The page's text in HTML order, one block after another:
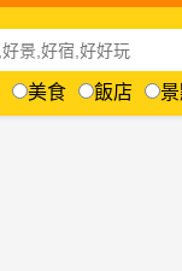
美食 飯店